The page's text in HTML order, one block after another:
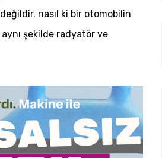
nasıl ki bir otomobilin
şekilde radyatör ve